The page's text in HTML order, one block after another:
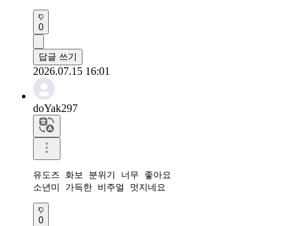
0
답글 쓰기
2026.07.15 16:01
doYak297
유도즈 화보 분위기 너무 좋아요
0